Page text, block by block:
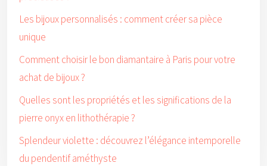
Les bijoux personnalisés : comment créer sa pièce
unique
Comment choisir le bon diamantaire à Paris pour votre
achat de bijoux ?
Quelles sont les propriétés et les significations de la
pierre onyx en lithothérapie ?
Splendeur violette : découvrez l’élégance intemporelle
du pendentif améthyste